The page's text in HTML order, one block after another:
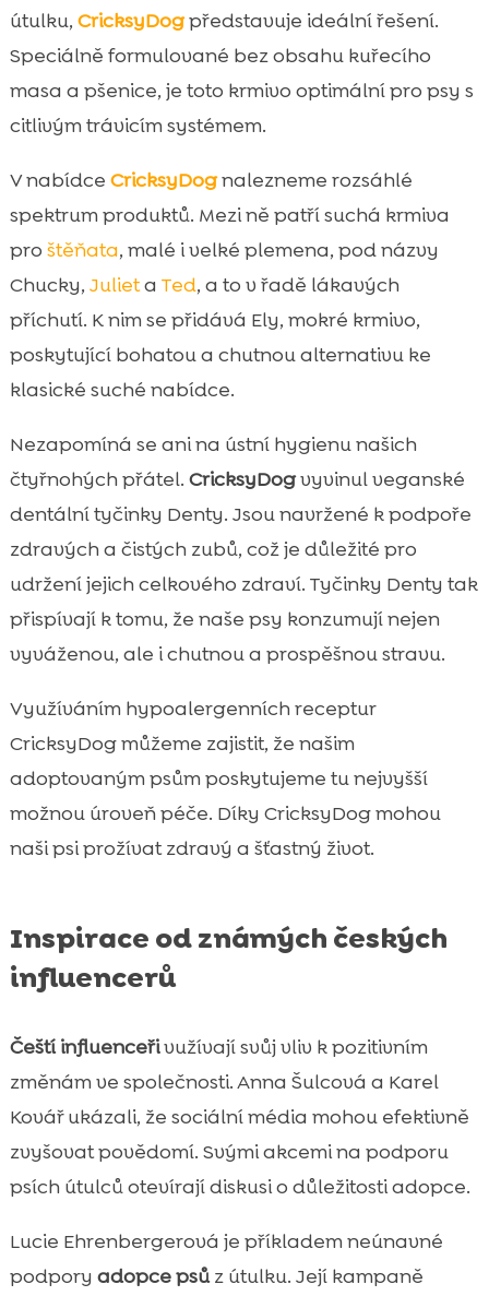
útulku, CricksyDogpředstavuje ideální řešení.
Speciálně formulované bez obsahu kuřecího
masa a pšenice, je toto krmivo optimální pro psy s
citlivým trávicím systémem.
V nabídce CricksyDognalezneme rozsáhlé
spektrum produktů. Mezi ně patří suchá krmiva
pro štěňata, malé i velké plemena, pod názvy
Chucky, Julieta Ted, a to v řadě lákavých
příchutí. K nim se přidává Ely, mokré krmivo,
poskytující bohatou a chutnou alternativu ke
klasické suché nabídce.
Nezapomíná se ani na ústní hygienu našich
čtyřnohých přátel. CricksyDogvyvinul veganské
dentální tyčinky Denty. Jsou navržené k podpoře
zdravých a čistých zubů, což je důležité pro
udržení jejich celkového zdraví. Tyčinky Denty tak
přispívají k tomu, že naše psy konzumují nejen
vyváženou, ale i chutnou a prospěšnou stravu.
Využíváním hypoalergenních receptur
CricksyDog můžeme zajistit, že našim
adoptovaným psům poskytujeme tu nejvyšší
možnou úroveň péče. Díky CricksyDog mohou
naši psi prožívat zdravý a šťastný život.
Inspirace od známých českých
influencerů
Čeští influenceřivužívají svůj vliv k pozitivním
změnám ve společnosti. Anna Šulcová a Karel
Kovář ukázali, že sociální média mohou efektivně
zvyšovat povědomí. Svými akcemi na podporu
psích útulců otevírají diskusi o důležitosti adopce.
Lucie Ehrenbergerová je příkladem neúnavné
podpory adopce psůz útulku. Její kampaně